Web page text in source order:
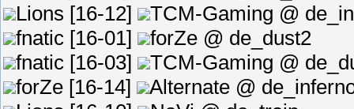
Lions [16-12]
TCM-Gaming @
fnatic [16-01]
forZe @ de_dust2
fnatic [16-03]
TCM-Gaming @
forZe [16-14]
Alternate @